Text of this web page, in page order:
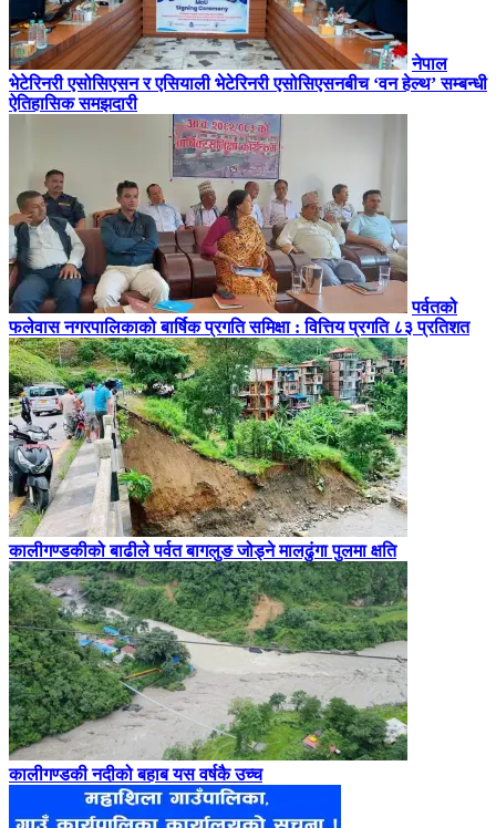
नेपाल
भेटेरिनरी एसोसिएसन र एसियाली भेटेरिनरी एसोसिएसनबीच ‘वन हेल्थ’ सम्बन्धी
ऐतिहासिक समझदारी
पर्वतको
फलेवास नगरपालिकाको बार्षिक प्रगति समिक्षा : वित्तिय प्रगति ८३ प्रतिशत
कालीगण्डकीको बाढीले पर्वत बागलुङ जोड्ने मालढुंगा पुलमा क्षति
कालीगण्डकी नदीको बहाब यस वर्षकै उच्च